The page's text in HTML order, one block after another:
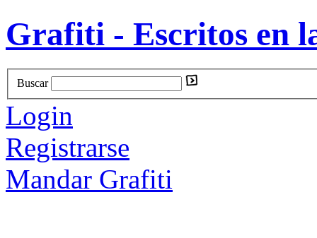
Grafiti - Escritos en
Buscar
Login
Registrarse
Mandar Grafiti